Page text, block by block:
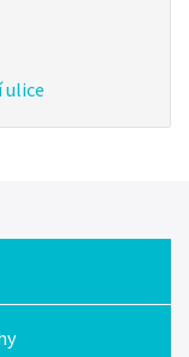
ulice